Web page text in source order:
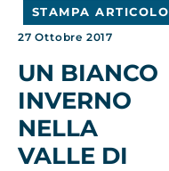
STAMPA ARTICOLO
27 Ottobre 2017
UN BIANCO
INVERNO
NELLA
VALLE DI